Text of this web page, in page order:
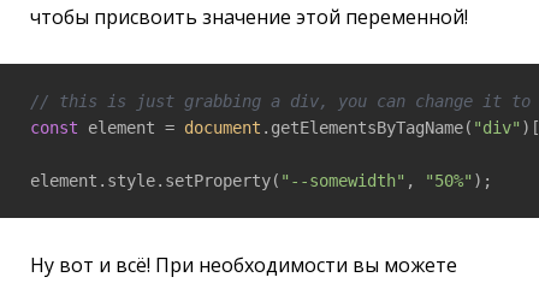
чтобы присвоить значение этой переменной!
// this is just grabbing a div, you can change it to
const element = document .getElementsByTagName( "div" )[
element.style.setProperty( "--somewidth" , "50%" );
Ну вот и всё! При необходимости вы можете